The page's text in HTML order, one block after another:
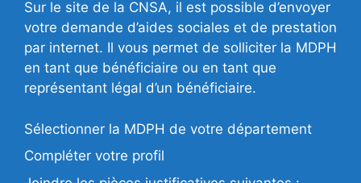
Sur le site de la CNSA, il est possible d’envoyer
votre demande d’aides sociales et de prestation
par internet. Il vous permet de solliciter la MDPH
en tant que bénéficiaire ou en tant que
représentant légal d’un bénéficiaire.
Sélectionner la MDPH de votre département
Compléter votre profil